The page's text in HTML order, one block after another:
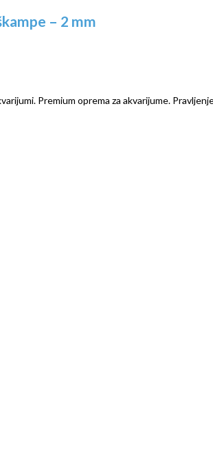
– 2 mm
Premium oprema za akvarijume.